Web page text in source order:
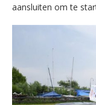
aansluiten om te